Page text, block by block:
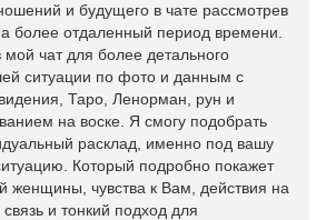
и будущего в чате рассмотрев
более отдаленный период времени.
чат для более детального
ситуации по фото и данным с
Таро, Ленорман, рун и
на воске. Я смогу подобрать
расклад, именно под вашу
Который подробно покажет
женщины, чувства к Вам, действия на
и тонкий подход для